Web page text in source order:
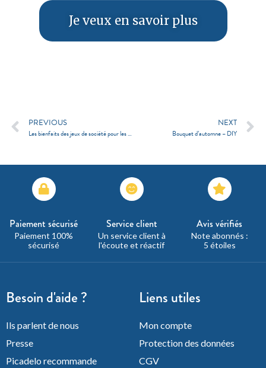
Je veux en savoir plus
PREVIOUS
Les bienfaits des jeux de société pour les enfants
NEXT
Bouquet d’automne – DIY
Paiement sécurisé
Paiement 100%
sécurisé
Service client
Un service client à
l'écoute et réactif
Avis vérifiés
Note abonnés :
5 étoiles
Besoin d'aide ?
Ils parlent de nous
Presse
Picadelo recommande
Liens utiles
Mon compte
Protection des données
CGV